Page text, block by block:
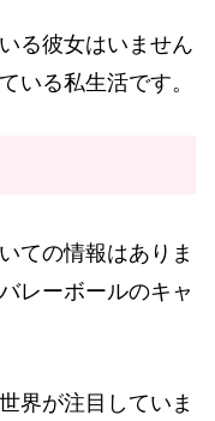
る彼女はいません
いる私生活です。
ての情報はありま
レーボールのキャ
界が注目していま